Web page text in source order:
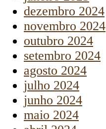
dezembro 2024
novembro 2024
outubro 2024
setembro 2024
agosto 2024
julho 2024
junho 2024
maio 2024